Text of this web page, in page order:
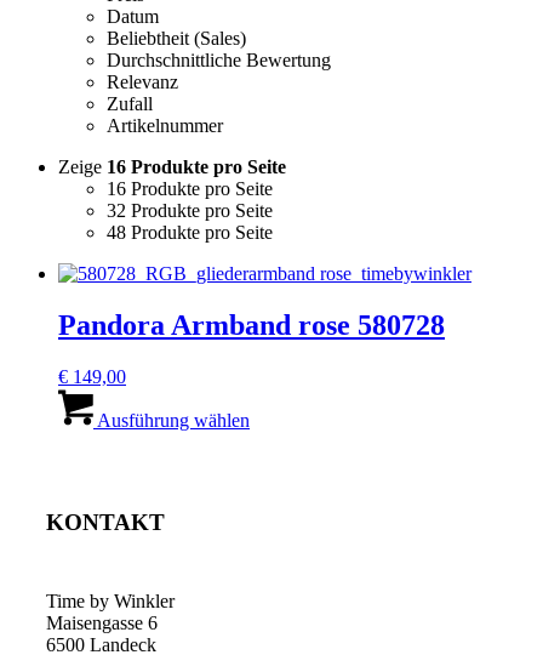
Datum
Beliebtheit (Sales)
Durchschnittliche Bewertung
Relevanz
Zufall
Artikelnummer
Zeige 16 Produkte pro Seite
16 Produkte pro Seite
32 Produkte pro Seite
48 Produkte pro Seite
Pandora Armband rose 580728
€ 149,00
Ausführung wählen
KONTAKT
Time by Winkler
Maisengasse 6
6500 Landeck